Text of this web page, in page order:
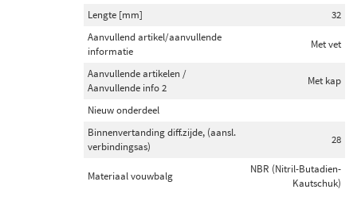
Lengte [mm]
32
Aanvullend artikel/aanvullende
informatie
Met vet
Aanvullende artikelen /
Aanvullende info 2
Met kap
Nieuw onderdeel
Binnenvertanding diff.zijde, (aansl.
verbindingsas)
28
Materiaal vouwbalg
NBR (Nitril-Butadien-
Kautschuk)